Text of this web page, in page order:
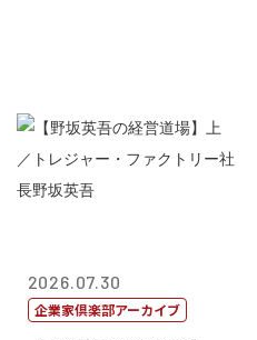
2026.07.30
企業家倶楽部アーカイブ